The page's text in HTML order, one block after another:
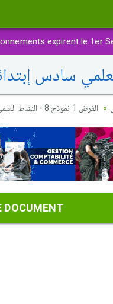
expirent le 1er
الفرض 1 نموذج 8 - النشاط العلمي سادس إبتدائي الدورة الأولى
DOCUMENT